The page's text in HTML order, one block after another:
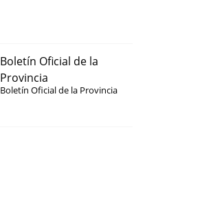
Boletín Oficial de la
Provincia
Boletín Oficial de la Provincia